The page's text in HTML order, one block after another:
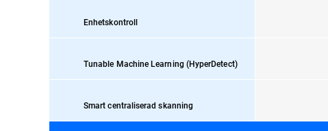
Enhetskontroll
Tunable Machine Learning (HyperDetect)
Smart centraliserad skanning